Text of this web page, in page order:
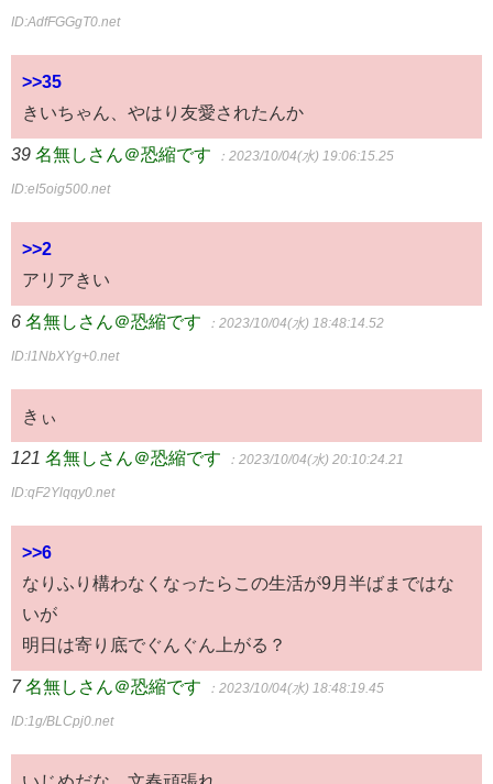
ID:AdfFGGgT0.net
>>35
きいちゃん、やはり友愛されたんか
39 名無しさん＠恐縮です ：2023/10/04(水) 19:06:15.25
ID:eI5oig500.net
>>2
アリアきい
6 名無しさん＠恐縮です ：2023/10/04(水) 18:48:14.52
ID:l1NbXYg+0.net
きぃ
121 名無しさん＠恐縮です ：2023/10/04(水) 20:10:24.21
ID:qF2Ylqqy0.net
>>6
なりふり構わなくなったらこの生活が9月半ばまではな
いが
明日は寄り底でぐんぐん上がる？
7 名無しさん＠恐縮です ：2023/10/04(水) 18:48:19.45
ID:1g/BLCpj0.net
いじめだな。文春頑張れ。